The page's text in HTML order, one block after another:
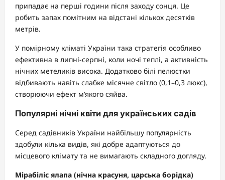
припадає на перші години після заходу сонця. Це
робить запах помітним на відстані кількох десятків
метрів.
У помірному кліматі України така стратегія особливо
ефективна в липні-серпні, коли ночі теплі, а активність
нічних метеликів висока. Додатково білі пелюстки
відбивають навіть слабке місячне світло (0,1–0,3 люкс),
створюючи ефект м’якого сяйва.
Популярні нічні квіти для українських садів
Серед садівників України найбільшу популярність
здобули кілька видів, які добре адаптуються до
місцевого клімату та не вимагають складного догляду.
Мірабіліс ялапа (нічна красуня, царська борідка)